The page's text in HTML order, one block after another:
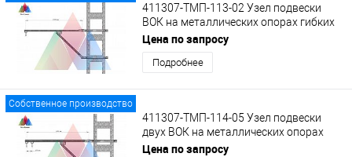
411307-ТМП-113-02 Узел подвески
ВОК на металлических опорах гибких
поперечин на кронштейне КВ-1 с
кольцом
Цена по запросу
Подробнее
Собственное производство
411307-ТМП-114-05 Узел подвески
двух ВОК на металлических опорах
гибких поперечин на кронштейне КВ-2
Цена по запросу